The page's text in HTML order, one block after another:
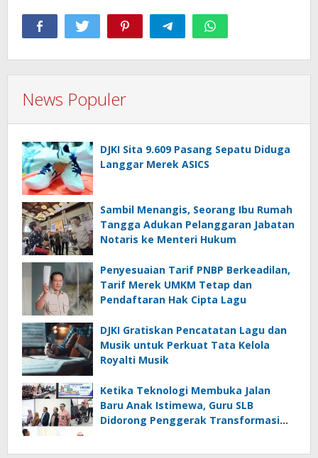
News Populer
DJKI Sita 9.609 Pasang Sepatu Diduga
Langgar Merek ASICS
Sambil Menangis, Seorang Ibu Rumah
Tangga Adukan Pelanggaran Jabatan
Notaris ke Menteri Hukum
Penyesuaian Tarif PNBP Berkeadilan,
Tarif Merek UMKM Tetap dan
Pendaftaran Hak Cipta Lagu
DJKI Gratiskan Pencatatan Lagu dan
Musik untuk Perkuat Tata Kelola
Royalti Musik
Ketika Teknologi Membuka Jalan
Baru Anak Istimewa, Guru SLB
Didorong Penggerak Transformasi